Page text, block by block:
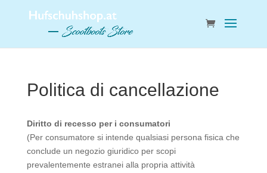
Politica di cancellazione
Diritto di recesso per i consumatori
(Per consumatore si intende qualsiasi persona fisica che
conclude un negozio giuridico per scopi
prevalentemente estranei alla propria attività